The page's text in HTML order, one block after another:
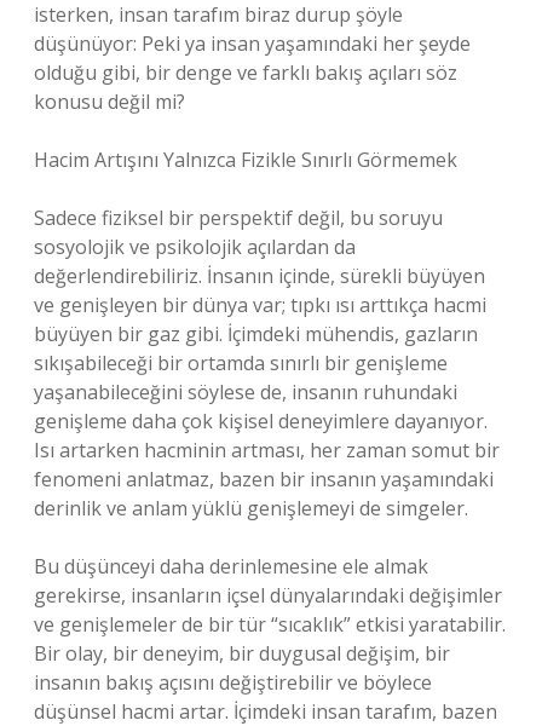
isterken, insan tarafım biraz durup şöyle
düşünüyor: Peki ya insan yaşamındaki her şeyde
olduğu gibi, bir denge ve farklı bakış açıları söz
konusu değil mi?
Hacim Artışını Yalnızca Fizikle Sınırlı Görmemek
Sadece fiziksel bir perspektif değil, bu soruyu
sosyolojik ve psikolojik açılardan da
değerlendirebiliriz. İnsanın içinde, sürekli büyüyen
ve genişleyen bir dünya var; tıpkı ısı arttıkça hacmi
büyüyen bir gaz gibi. İçimdeki mühendis, gazların
sıkışabileceği bir ortamda sınırlı bir genişleme
yaşanabileceğini söylese de, insanın ruhundaki
genişleme daha çok kişisel deneyimlere dayanıyor.
Isı artarken hacminin artması, her zaman somut bir
fenomeni anlatmaz, bazen bir insanın yaşamındaki
derinlik ve anlam yüklü genişlemeyi de simgeler.
Bu düşünceyi daha derinlemesine ele almak
gerekirse, insanların içsel dünyalarındaki değişimler
ve genişlemeler de bir tür “sıcaklık” etkisi yaratabilir.
Bir olay, bir deneyim, bir duygusal değişim, bir
insanın bakış açısını değiştirebilir ve böylece
düşünsel hacmi artar. İçimdeki insan tarafım, bazen